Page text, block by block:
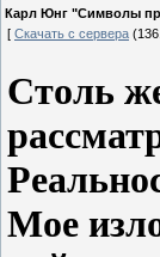
Карл Юнг "Символы
[ Скачать с сервера
Столь
Мое